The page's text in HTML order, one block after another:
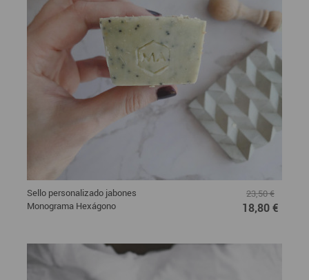
Sello personalizado jabones
Monograma Hexágono
23,50 €
18,80 €